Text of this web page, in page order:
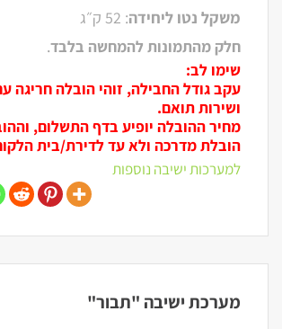
משקל נטו ליחידה: 52 ק״ג
חלק מהתמונות להמחשה בלבד.
שימו לב:
עקב גודל החבילה, זוהי הובלה חריגה
ושירות תואם.
מחיר ההובלה יופיע בדף התשלום,
הובלת מדרכה ולא עד לדירת/בית
למערכות ישיבה נוספות
מערכת ישיבה "תבור"